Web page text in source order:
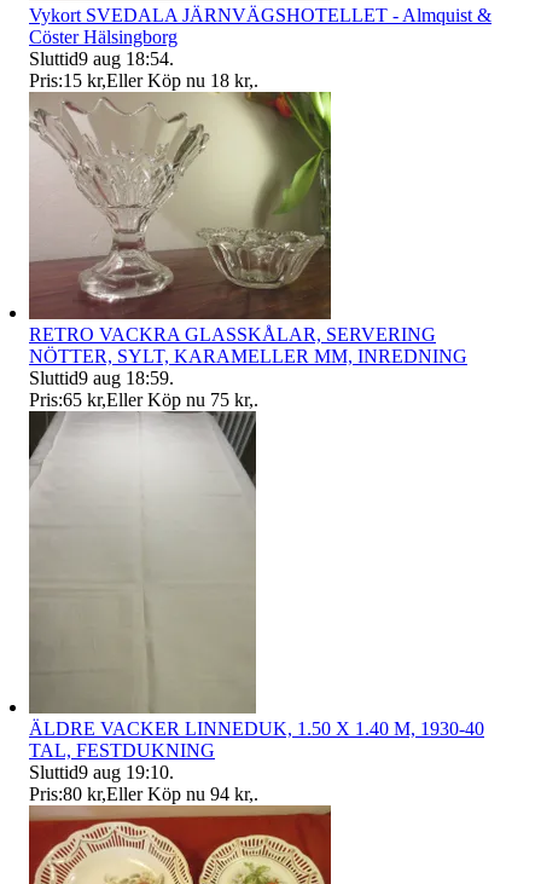
Vykort SVEDALA JÄRNVÄGSHOTELLET - Almquist &
Cöster Hälsingborg
Sluttid9 aug 18:54.
Pris:15 kr,Eller Köp nu 18 kr,.
RETRO VACKRA GLASSKÅLAR, SERVERING
NÖTTER, SYLT, KARAMELLER MM, INREDNING
Sluttid9 aug 18:59.
Pris:65 kr,Eller Köp nu 75 kr,.
ÄLDRE VACKER LINNEDUK, 1.50 X 1.40 M, 1930-40
TAL, FESTDUKNING
Sluttid9 aug 19:10.
Pris:80 kr,Eller Köp nu 94 kr,.